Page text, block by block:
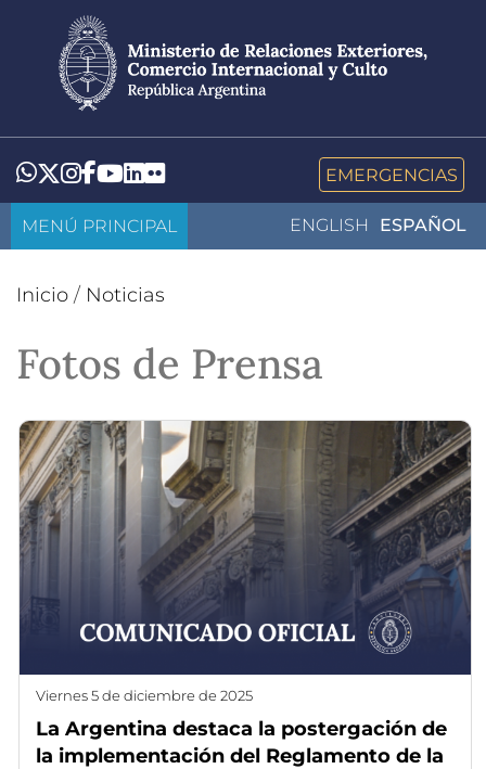
contenido
principal
Whatsapp
Twitter
Instagram
Facebook
YouTube
LinkedIn
Flickr EMERGENCIAS
ENGLISH ESPAÑOL
MENÚ PRINCIPAL
Inicio / Noticias
Fotos de Prensa
viernes 5 de diciembre de 2025
La Argentina destaca la postergación de
la implementación del Reglamento de la